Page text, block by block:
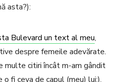
asta?):
Bulevard un text al meu,
despre femeile adevărate.
multe citiri încât m-am gândit
fi ceva de capul (meu) lui:).